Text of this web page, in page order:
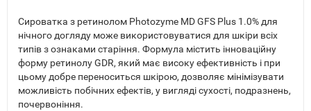
Сироватка з ретинолом Photozyme MD GFS Plus 1.0% для
нічного догляду може використовуватися для шкіри всіх
типів з ознаками старіння. Формула містить інноваційну
форму ретинолу GDR, який має високу ефективність і при
цьому добре переноситься шкірою, дозволяє мінімізувати
можливість побічних ефектів, у вигляді сухості, подразнень,
почервоніння.